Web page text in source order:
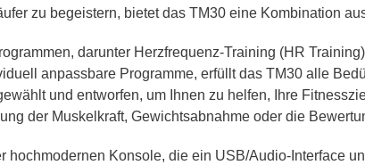
zu begeistern, bietet das TM30 eine Kombination
darunter Herzfrequenz-Training (HR
anpassbare Programme, erfüllt das TM30 alle
und entworfen, um Ihnen zu helfen, Ihre
der Muskelkraft, Gewichtsabnahme oder die
hochmodernen Konsole, die ein USB/Audio-Interface